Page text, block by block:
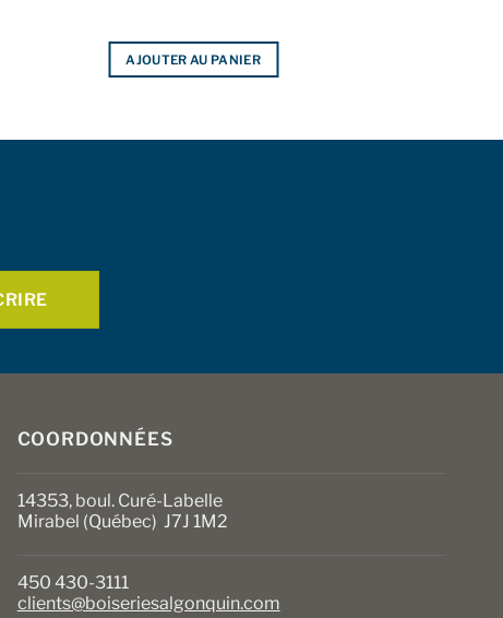
AJOUTER AU PANIER
COORDONNÉES
14353, boul. Curé-Labelle
Mirabel (Québec) J7J 1M2
450 430-3111
clients@boiseriesalgonquin.com